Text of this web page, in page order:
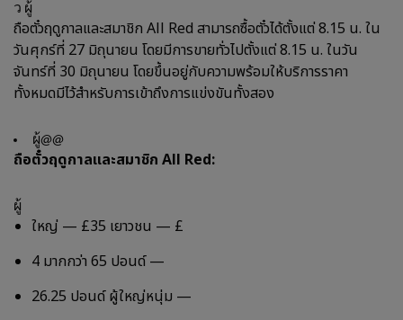
ว ผู้
ถือตั๋วฤดูกาลและสมาชิก All Red สามารถซื้อตั๋วได้ตั้งแต่ 8.15 น. ใน
วันศุกร์ที่ 27 มิถุนายน โดยมีการขายทั่วไปตั้งแต่ 8.15 น. ในวัน
จันทร์ที่ 30 มิถุนายน โดยขึ้นอยู่กับความพร้อมให้บริการราคา
ทั้งหมดมีไว้สำหรับการเข้าถึงการแข่งขันทั้งสอง
ผู้@@
ถือตั๋วฤดูกาลและสมาชิก All Red:
ผู้
ใหญ่ — £35 เยาวชน — £
4 มากกว่า 65 ปอนด์ —
26.25 ปอนด์ ผู้ใหญ่หนุ่ม —